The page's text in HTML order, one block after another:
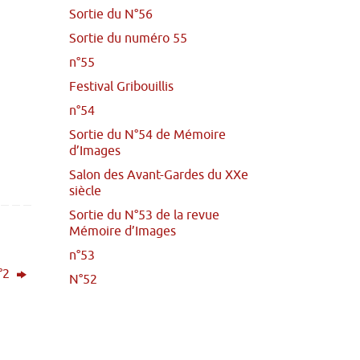
Sortie du N°56
Sortie du numéro 55
n°55
Festival Gribouillis
n°54
Sortie du N°54 de Mémoire
d’Images
Salon des Avant-Gardes du XXe
siècle
Sortie du N°53 de la revue
Mémoire d’Images
n°53
N°52